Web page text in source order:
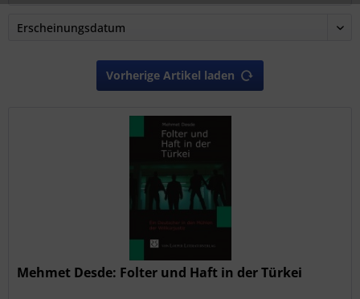
Vorherige Artikel laden
Mehmet Desde: Folter und Haft in der Türkei